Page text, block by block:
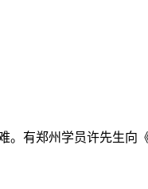
。有郑州学员许先生